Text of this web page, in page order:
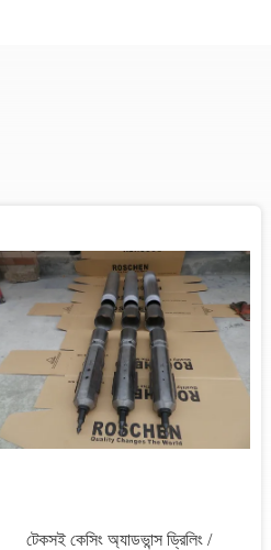
টেকসই কেসিং অ্যাডভান্স ড্রিলিং /